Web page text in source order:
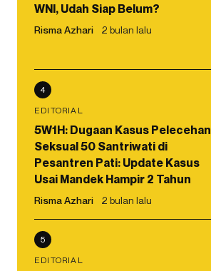
WNI, Udah Siap Belum?
Risma Azhari 2 bulan lalu
4
EDITORIAL
5W1H: Dugaan Kasus Pelecehan
Seksual 50 Santriwati di
Pesantren Pati: Update Kasus
Usai Mandek Hampir 2 Tahun
Risma Azhari 2 bulan lalu
5
EDITORIAL